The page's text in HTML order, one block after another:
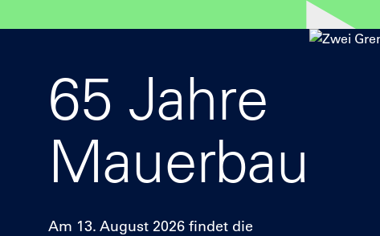
65 Jahre
Mauerbau
Am 13. August 2026 findet die